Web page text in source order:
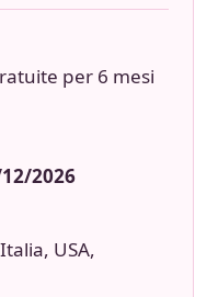
per 6 mesi
2026
USA,